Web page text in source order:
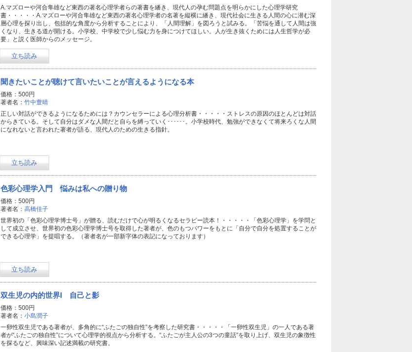
A.マズローや河合隼雄など東西の著名心理学者らの著書を繙き、現代人の孕む問題点を明らかにした心理学研究
書・・・・・A.マズローや河合隼雄など東西の著名心理学者の名著を縦横に繙き、現代社会に生きる人間の心に潜む深
層心理を探り出し、包括的な角度から分析することにより、「人間理解」を図ろうと試みる。「苦悩を通して人間は強
くなり、生きる道が開ける。小学校、中学校で少し悩む力を身につけてほしい。人が生き抜くためには人生哲学が必
要」と説く医師からのメッセージ。
立ち読み
聞きたいことが聴けて言いたいことが言えるようになる本
価格：500円
著者名： 竹中豊晴
正しい対話ができるようになるためには？カウンセラーによる心理分析書・・・・・ストレスの原因のほとんどは対話
からきている。そして自分はダメな人間だと自らを縛っていく･･････。小学校時代、勉強ができなくて将来ろくな人間
になれないと言われた著者が語る、現代人のための生きる指針。
立ち読み
色彩心理学入門 悩みは私への贈り物
価格：500円
著者名： 高橋佳子
世界初の「色彩心理学博士号」が贈る、読むだけで心が明るくなるセラピー読本！・・・・・「色彩心理学」を学問と
して成立させ、世界初の色彩心理学博士号を取得した著者が、色のもつパワーをもとに「自分で自分を処置することが
できる心理学」を提唱する。（著者名が一部新字体の表記になっております）
立ち読み
双生児の内的世界I 自己と影
価格：500円
著者名： 小島潤子
一卵性双生児である著者が、多角的に“ふたごの独自性”を考察した研究書・・・・・「一卵性双生児」の一人である著
者が“ふたごの独自性”について心理学的視点から分析する。“ふたごが主人公の3つの童話”を取り上げ、双生児の象徴性
を探るなど、興味深い記述満載の研究書。